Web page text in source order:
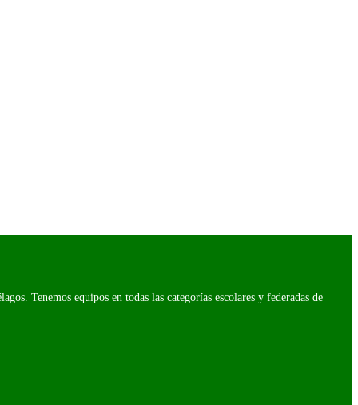
Tenemos equipos en todas las categorías escolares y federadas de